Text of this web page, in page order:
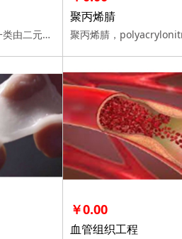
聚酰胺（PA）是一类由二元胺和二元酸通过缩聚反应聚合而成的、大分子链中含有酰胺基因的高分子聚合物制成的塑料的总称。
聚丙烯腈
￥0.00
血管组织工程